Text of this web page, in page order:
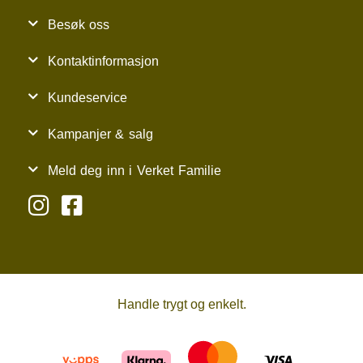
Besøk oss
Kontaktinformasjon
Kundeservice
Kampanjer & salg
Meld deg inn i Verket Familie
Handle trygt og enkelt.